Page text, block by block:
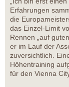
Erfahrungen
die
das Einzel-Limit
Rennen „auf
er im Lauf der
zuversichtlich.
Höhentraining
für den Vienna